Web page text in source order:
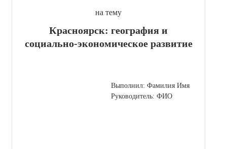
на тему
Красноярск: география и
социально-экономическое развитие
Выполнил: Фамилия Имя
Руководитель: ФИО